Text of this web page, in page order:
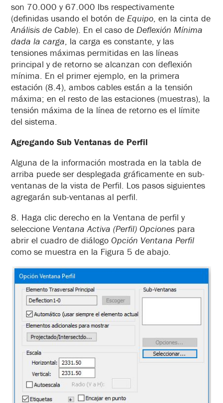
son 70.000 y 67.000 lbs respectivamente
(definidas usando el botón de Equipo, en la cinta de
Análisis de Cable). En el caso de Deflexión Mínima
dada la carga, la carga es constante, y las
tensiones máximas permitidas en las líneas
principal y de retorno se alcanzan con deflexión
mínima. En el primer ejemplo, en la primera
estación (8.4), ambos cables están a la tensión
máxima; en el resto de las estaciones (muestras), la
tensión máxima de la línea de retorno es el límite
del sistema.
Agregando Sub Ventanas de Perfil
Alguna de la información mostrada en la tabla de
arriba puede ser desplegada gráficamente en sub-
ventanas de la vista de Perfil. Los pasos siguientes
agregarán sub-ventanas al perfil.
8. Haga clic derecho en la Ventana de perfil y
seleccione Ventana Activa (Perfil) Opciones para
abrir el cuadro de diálogo Opción Ventana Perfil
como se muestra en la Figura 5 de abajo.